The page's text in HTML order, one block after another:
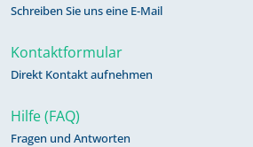
Schreiben Sie uns eine E-Mail
Kontaktformular
Direkt Kontakt aufnehmen
Hilfe (FAQ)
Fragen und Antworten